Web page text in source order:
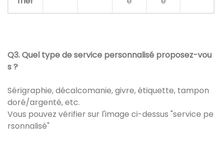
Q3. Quel type de service personnalisé proposez-vou
s ?
Sérigraphie, décalcomanie, givre, étiquette, tampon
doré/argenté, etc.
Vous pouvez vérifier sur l'image ci-dessus "service pe
rsonnalisé"